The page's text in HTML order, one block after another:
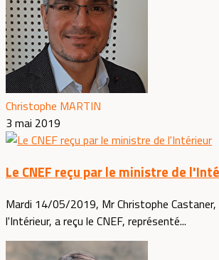
Christophe MARTIN
3 mai 2019
Le CNEF reçu par le ministre de
Mardi 14/05/2019, Mr Christophe
l'Intérieur, a reçu le CNEF, représenté...